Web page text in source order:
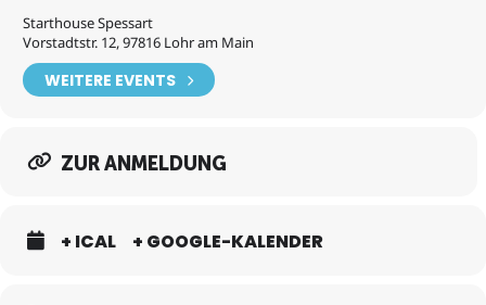
Starthouse Spessart
Vorstadtstr. 12, 97816 Lohr am Main
WEITERE EVENTS
ZUR ANMELDUNG
+ ICAL + GOOGLE-KALENDER